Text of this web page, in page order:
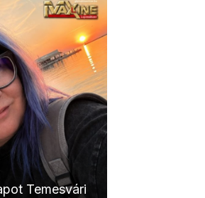
Temesvári